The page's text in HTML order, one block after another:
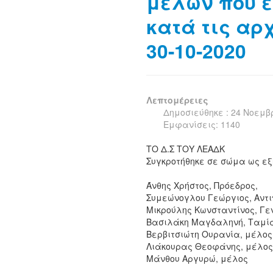
κατά τις
30-10-2020
Λεπτομέρειες
Δημοσιεύθηκε : 24
Εμφανίσεις: 1140
ΤΟ Δ.Σ ΤΟΥ ΛΕΑΔΚ
Συγκροτήθηκε σε σώμα ως
Άνθης Χρήστος, Πρόεδρος,
Συμεώνογλου Γεώργιος,
Μικρούλης Κωνσταντίνος,
Βασιλάκη Μαγδαληνή,
Βερβιτσιώτη Ουρανία, μέλος
Λιάκουρας Θεοφάνης, μέλος
Μάνθου Αργυρώ, μέλος